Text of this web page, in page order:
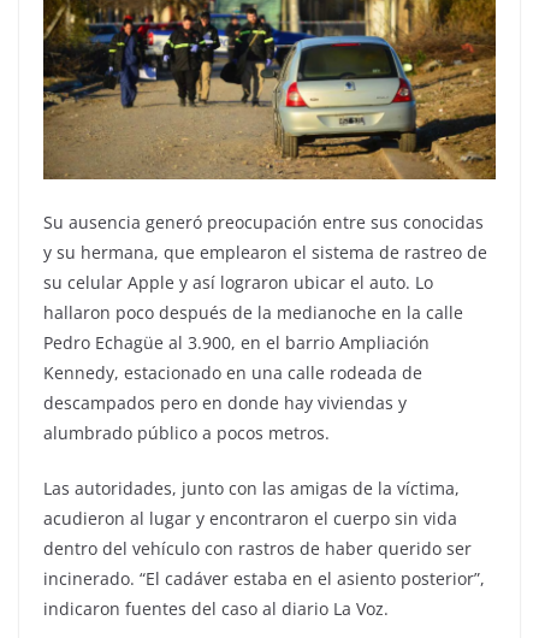
Su ausencia generó preocupación entre sus conocidas
y su hermana, que emplearon el sistema de rastreo de
su celular Apple y así lograron ubicar el auto. Lo
hallaron poco después de la medianoche en la calle
Pedro Echagüe al 3.900, en el barrio Ampliación
Kennedy, estacionado en una calle rodeada de
descampados pero en donde hay viviendas y
alumbrado público a pocos metros.
Las autoridades, junto con las amigas de la víctima,
acudieron al lugar y encontraron el cuerpo sin vida
dentro del vehículo con rastros de haber querido ser
incinerado. “El cadáver estaba en el asiento posterior”,
indicaron fuentes del caso al diario La Voz.